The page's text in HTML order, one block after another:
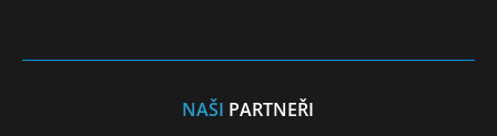
NAŠI PARTNEŘI